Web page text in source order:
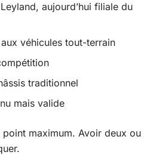
aujourd’hui filiale du
véhicules tout-terrain
traditionnel
mais valide
maximum. Avoir deux ou